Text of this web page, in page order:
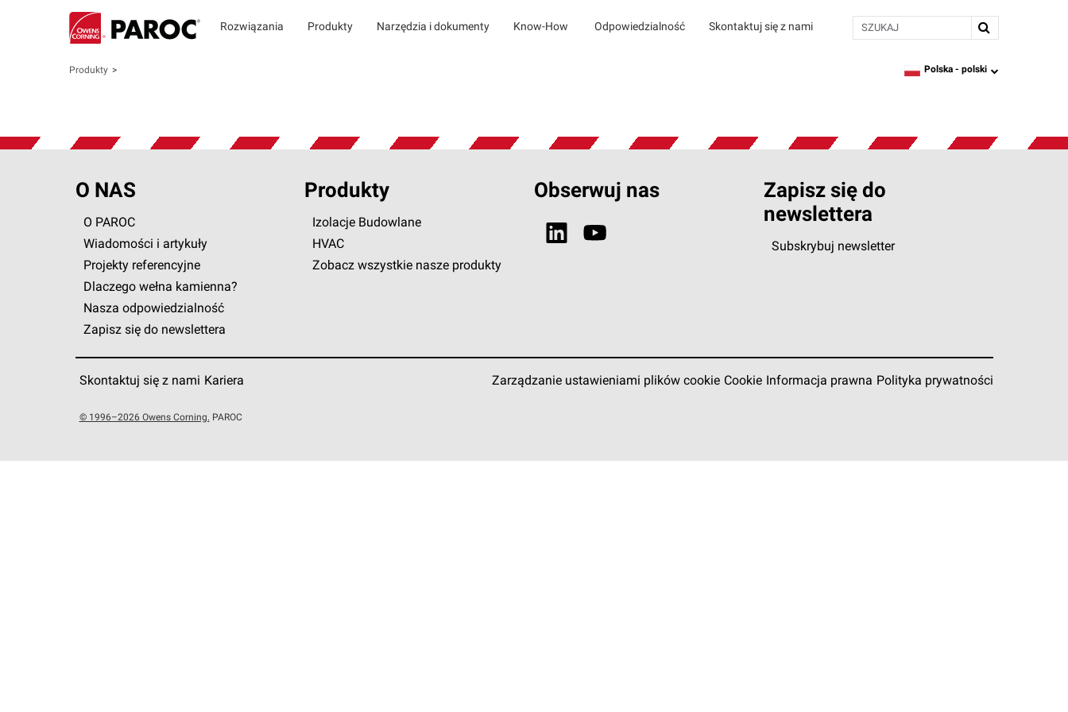
Rozwiązania Produkty Narzędzia i dokumenty Know-How Odpowiedzialność Skontaktuj się z nami SZUKAJ
Produkty language
Polska - polski
O NAS
O PAROC
Wiadomości i artykuły
Projekty referencyjne
Dlaczego wełna kamienna?
Nasza odpowiedzialność
Zapisz się do newslettera
Produkty
Izolacje Budowlane
HVAC
Zobacz wszystkie nasze produkty
Obserwuj nas
Zapisz się do
newslettera
Subskrybuj newsletter
Skontaktuj się z nami Kariera Zarządzanie ustawieniami plików cookie Cookie Informacja prawna Polityka prywatności
© 1996–2026 Owens Corning. PAROC